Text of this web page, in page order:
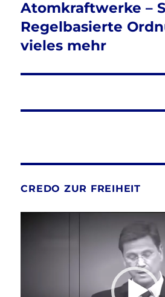
Atomkraftwerke –
Regelbasierte
vieles mehr
CREDO ZUR FREIHEIT